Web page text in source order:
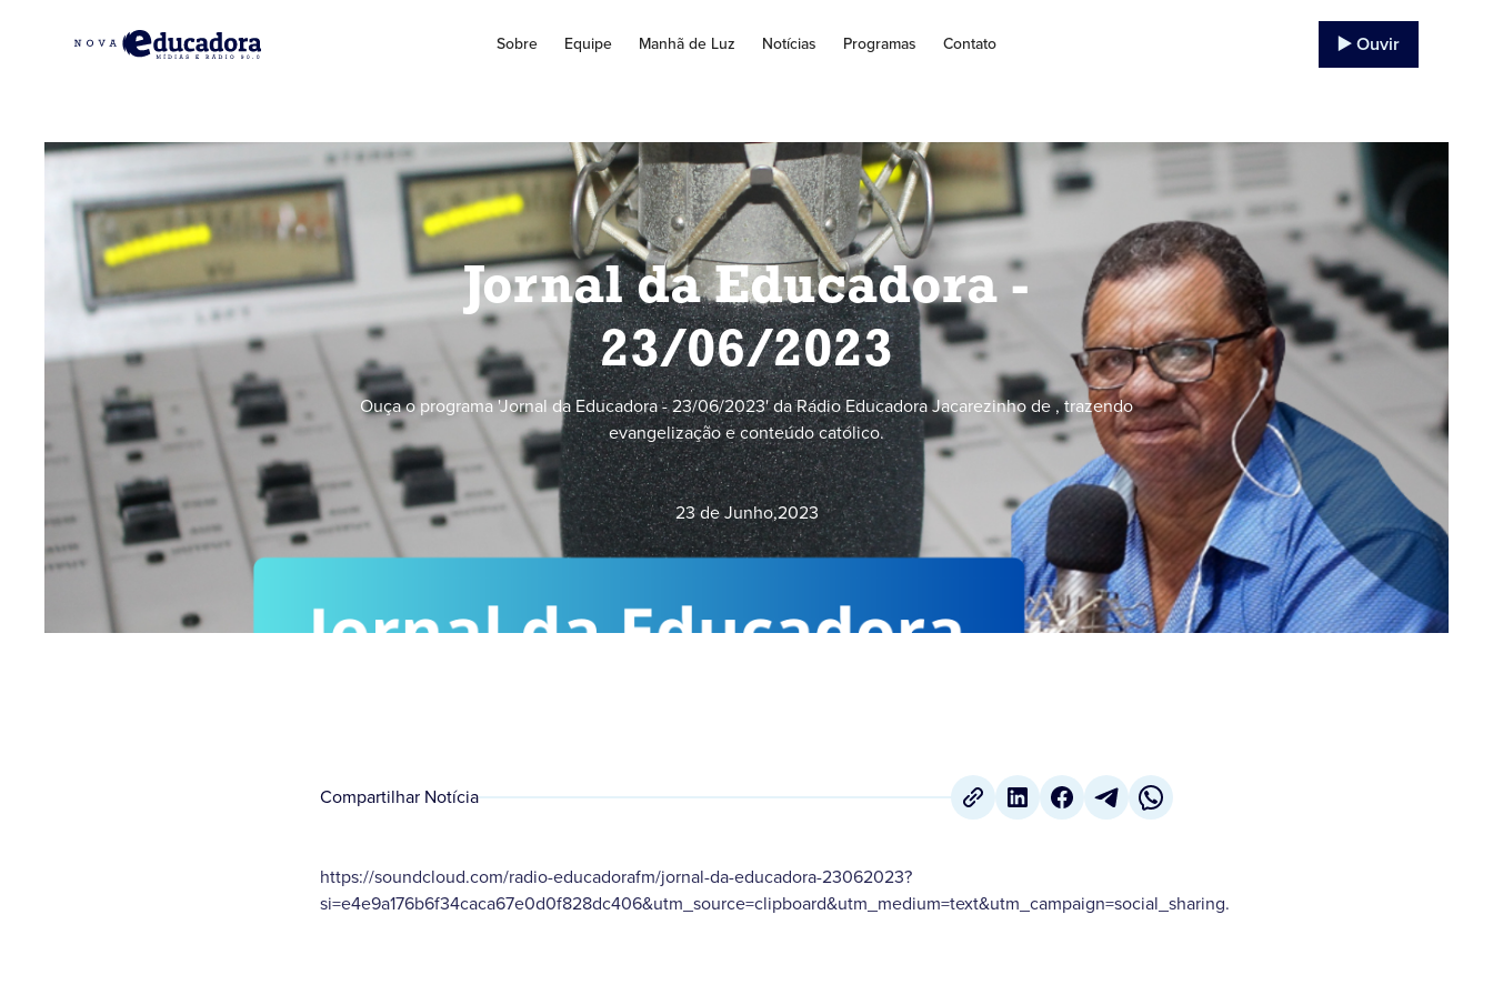
Sobre Equipe Manhã de Luz Notícias Programas Contato ▶️ Ouvir
Jornal da Educadora -
23/06/2023
Ouça o programa 'Jornal da Educadora - 23/06/2023' da Rádio Educadora Jacarezinho de , trazendo
evangelização e conteúdo católico.
23 de Junho,2023
Compartilhar Notícia
https://soundcloud.com/radio-educadorafm/jornal-da-educadora-23062023?
si=e4e9a176b6f34caca67e0d0f828dc406&utm_source=clipboard&utm_medium=text&utm_campaign=social_sharing.